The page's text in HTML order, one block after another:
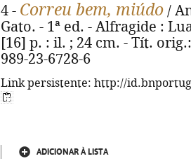
4 - Correu bem, miúdo /
Gato. - 1ª ed. - Alfragide :
[16] p. : il. ; 24 cm. - Tít.
989-23-6728-6
Link persistente: http://
ADICIONAR À LISTA